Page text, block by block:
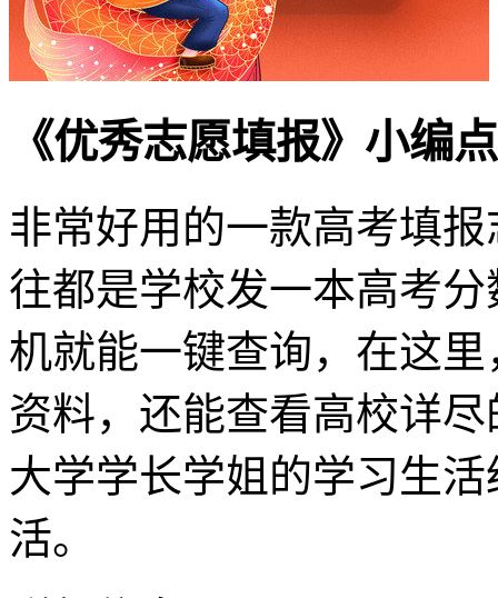
《优秀志愿填报》小编
非常好用的一款高考填
往都是学校发一本高考
机就能一键查询，在这
资料，还能查看高校详
大学学长学姐的学习生
活。